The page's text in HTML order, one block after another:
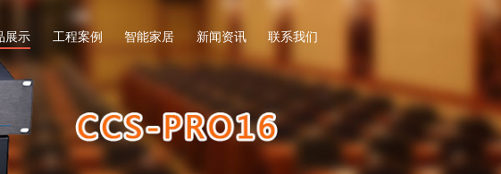
展示 工程案例 智能家居 新闻资讯 联系我们